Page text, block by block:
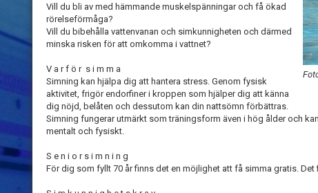
Vill du bli av med hämmande muskelspänningar och få ökad
rörelseförmåga?
Vill du bibehålla vattenvanan och simkunnigheten och därmed
minska risken för att omkomma i vattnet?
V a r f ö r s i m m a
Simning kan hjälpa dig att hantera stress. Genom fysisk
aktivitet, frigör endorfiner i kroppen som hjälper dig att känna
dig nöjd, belåten och dessutom kan din nattsömn förbättras.
Simning fungerar utmärkt som träningsform även i hög ålder och
mentalt och fysiskt.
S e n i o r s i m n i n g
För dig som fyllt 70 år finns det en möjlighet att få simma gratis. Det